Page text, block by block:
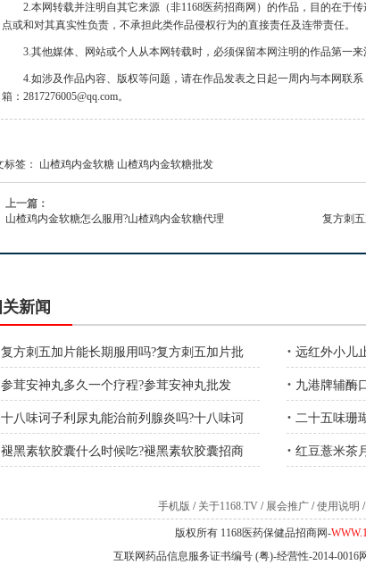
2.本网转载并注明自其它来源（非1168医药招商网）的作品，目的在于
点或和对其真实性负责，不承担此类作品侵权行为的直接责任及连带责任。
3.其他媒体、网站或个人从本网转载时，必须保留本网注明的作品第一来
4.如涉及作品内容、版权等问题，请在作品发表之日起一周内与本网联
箱：2817276005@qq.com。
标签： 山楂鸡内金软糖 山楂鸡内金软糖批发
上一篇：
山楂鸡内金软糖怎么服用?山楂鸡内金软糖代理
复方刺
新闻
复方刺五加片能长期服用吗?复方刺五加片批 · 远红外小儿
参茸安神丸多久一个疗程?参茸安神丸批发 · 九港牌辅酶
十八味诃子利尿丸能治前列腺炎吗?十八味诃 · 二十五味珊
褪黑素软胶囊什么时候吃?褪黑素软胶囊招商 · 红豆薏米茶
手机版 / 关于1168.TV / 展会推广 /使用说明 /
版权所有 1168医药保健品招商网-
互联网药品信息服务证书编号 (粤)-经营性-2014-0016